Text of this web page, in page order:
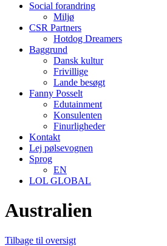
Social forandring
Miljø
CSR Partners
Hotdog Dreamers
Baggrund
Dansk kultur
Frivillige
Lande besøgt
Fanny Posselt
Edutainment
Konsulenten
Finurligheder
Kontakt
Lej pølsevognen
Sprog
EN
LOL GLOBAL
Australien
Tilbage til oversigt